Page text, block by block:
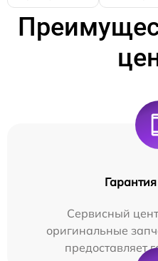
Сервисный
оригинальные
предоставляет